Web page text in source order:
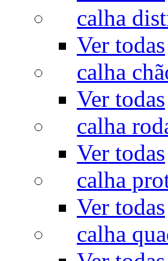
calha
Ver todas
calha
Ver todas
calha
Ver todas
calha
Ver todas
calha